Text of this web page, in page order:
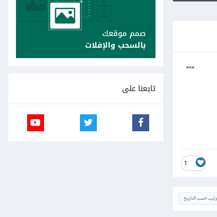
1
حسب التاريخ
تابعنا على